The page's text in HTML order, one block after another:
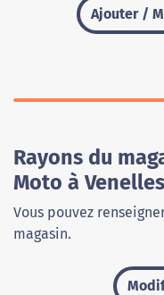
Ajouter /
Rayons du
Moto à Venelles
Vous pouvez
magasin.